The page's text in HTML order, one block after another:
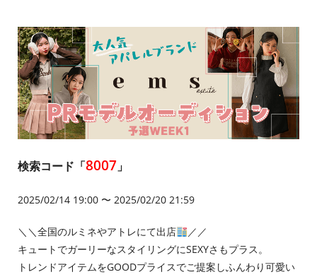
検索コード「8007 」
2025/02/14 19:00 〜 2025/02/20 21:59
＼＼全国のルミネやアトレにて出店
／／
キュートでガーリーなスタイリングにSEXYさもプラス。
トレンドアイテムをGOODプライスでご提案しふんわり可愛い